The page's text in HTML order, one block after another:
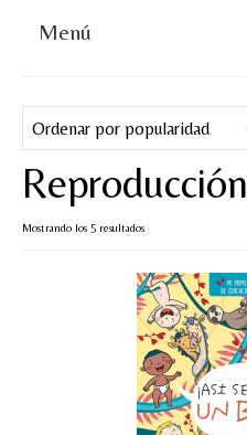
Menú
Juegos y puzles
Materiales de juego
Artesanía Waldorf
Hecho a mano
Reproducción
Mostrando los 5 resultadosOrdenado
popularidad